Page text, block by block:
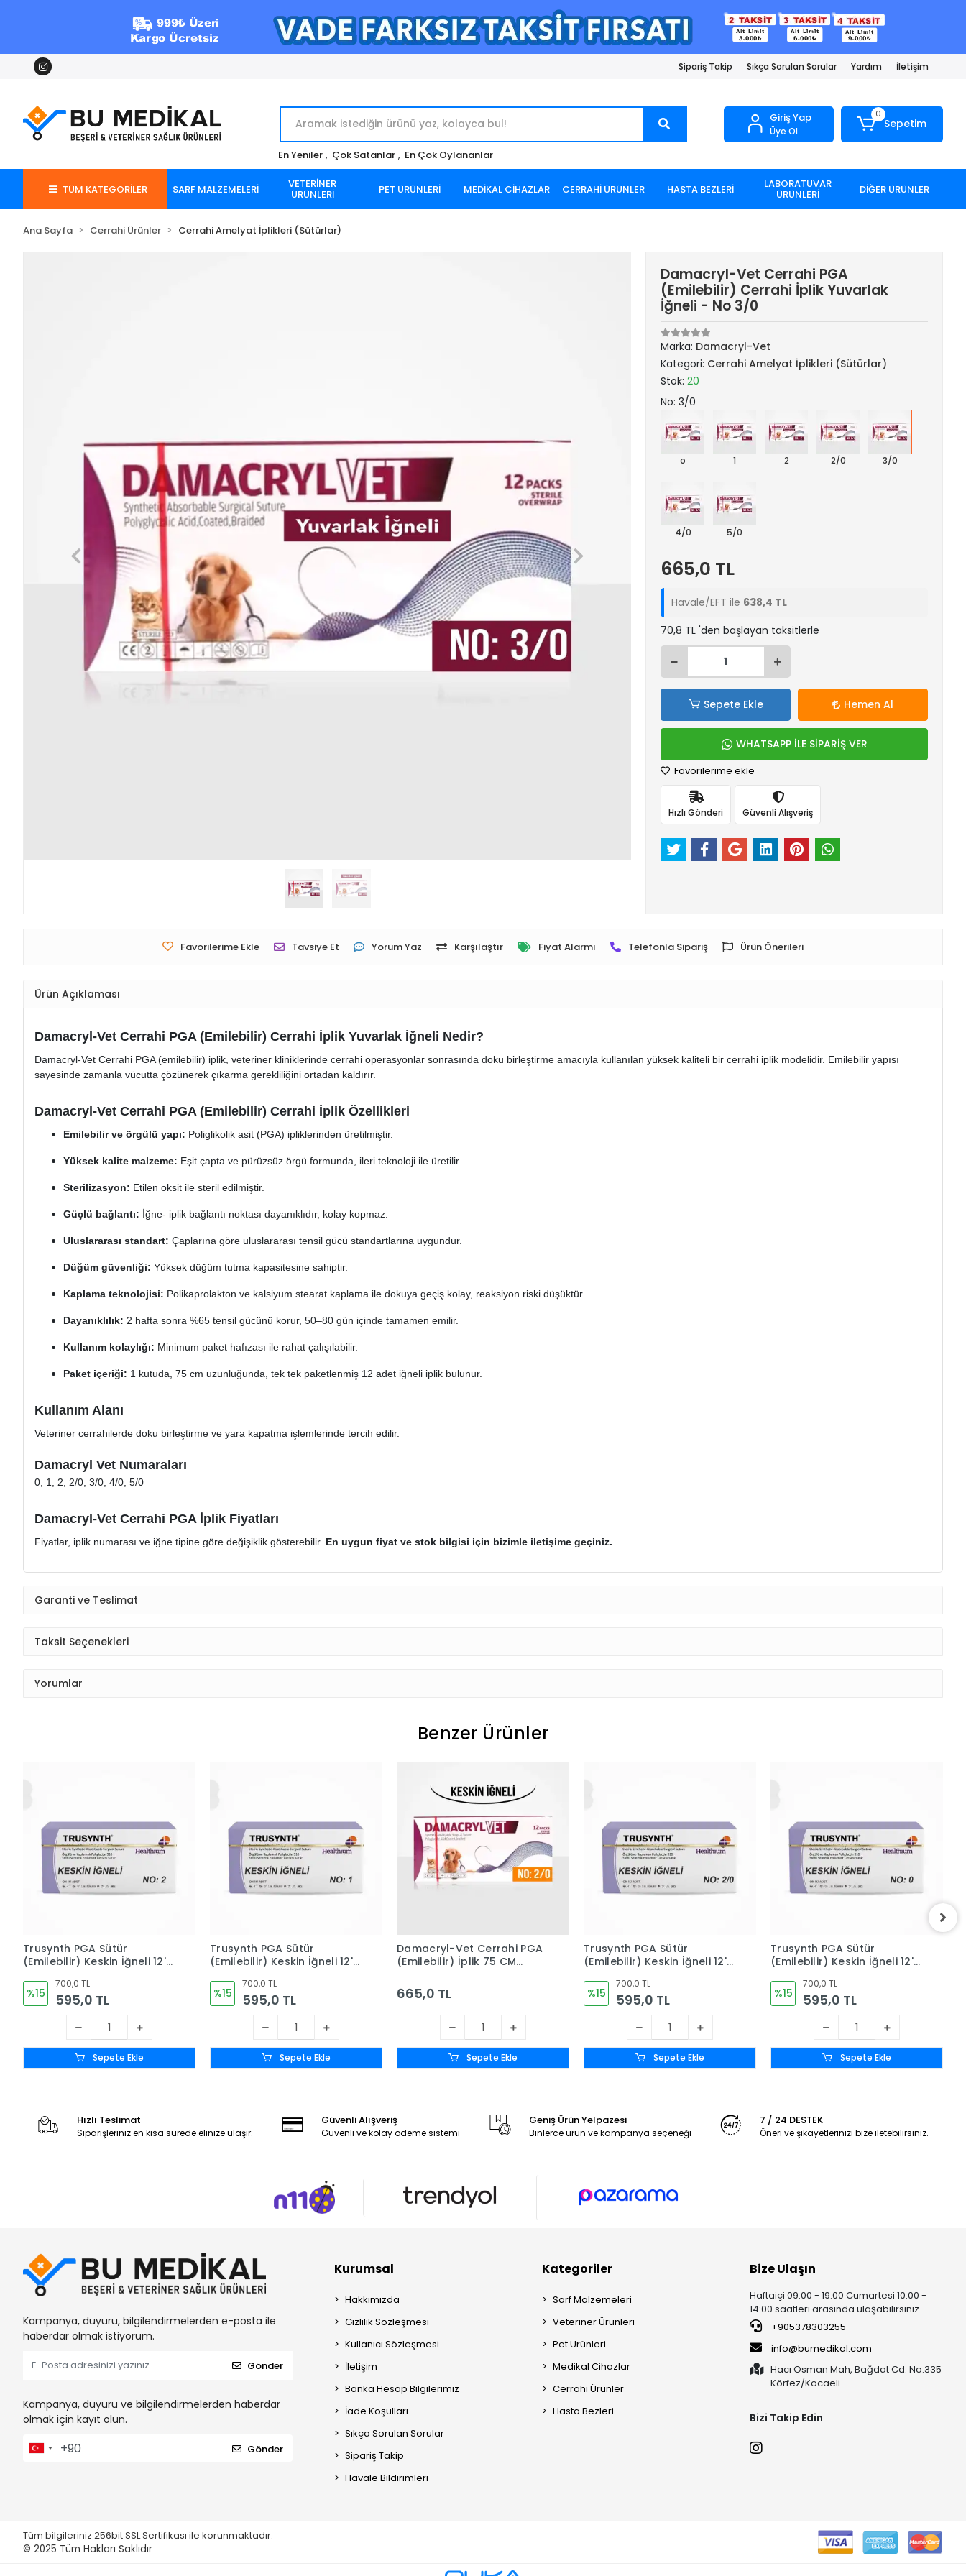
Sipariş Takip Sıkça Sorulan Sorular Yardım İletişim
En Yeniler , Çok Satanlar , En Çok Oylananlar
Giriş Yap
Üye Ol
0
Sepetim
TÜM KATEGORİLER SARF MALZEMELERİ VETERİNER
ÜRÜNLERİ PET ÜRÜNLERİ MEDİKAL CİHAZLAR CERRAHİ ÜRÜNLER HASTA BEZLERİ LABORATUVAR
ÜRÜNLERİ DİĞER ÜRÜNLER
Ana Sayfa Cerrahi Ürünler Cerrahi Amelyat İplikleri (Sütürlar)
Damacryl-Vet Cerrahi PGA
(Emilebilir) Cerrahi İplik Yuvarlak
İğneli - No 3/0
Marka: Damacryl-Vet
Kategori: Cerrahi Amelyat İplikleri (Sütürlar)
Stok:20
No: 3/0
o 1 2 2/0 3/0
4/0 5/0
665,0 TL
Havale/EFT ile 638,4 TL
70,8 TL 'den başlayan taksitlerle
Sepete Ekle Hemen Al
WHATSAPP İLE SİPARİŞ VER
Favorilerime ekle
Hızlı Gönderi Güvenli Alışveriş
Favorilerime Ekle Tavsiye Et Yorum Yaz Karşılaştır Fiyat Alarmı Telefonla Sipariş Ürün Önerileri
Ürün Açıklaması
Damacryl-Vet Cerrahi PGA (Emilebilir) Cerrahi İplik Yuvarlak İğneli Nedir?
Damacryl-Vet Cerrahi PGA (emilebilir) iplik, veteriner kliniklerinde cerrahi operasyonlar sonrasında doku birleştirme amacıyla kullanılan yüksek kaliteli bir cerrahi iplik modelidir. Emilebilir yapısı
sayesinde zamanla vücutta çözünerek çıkarma gerekliliğini ortadan kaldırır.
Damacryl-Vet Cerrahi PGA (Emilebilir) Cerrahi İplik Özellikleri
Emilebilir ve örgülü yapı: Poliglikolik asit (PGA) ipliklerinden üretilmiştir.
Yüksek kalite malzeme: Eşit çapta ve pürüzsüz örgü formunda, ileri teknoloji ile üretilir.
Sterilizasyon: Etilen oksit ile steril edilmiştir.
Güçlü bağlantı: İğne- iplik bağlantı noktası dayanıklıdır, kolay kopmaz.
Uluslararası standart: Çaplarına göre uluslararası tensil gücü standartlarına uygundur.
Düğüm güvenliği: Yüksek düğüm tutma kapasitesine sahiptir.
Kaplama teknolojisi: Polikaprolakton ve kalsiyum stearat kaplama ile dokuya geçiş kolay, reaksiyon riski düşüktür.
Dayanıklılık: 2 hafta sonra %65 tensil gücünü korur, 50–80 gün içinde tamamen emilir.
Kullanım kolaylığı: Minimum paket hafızası ile rahat çalışılabilir.
Paket içeriği: 1 kutuda, 75 cm uzunluğunda, tek tek paketlenmiş 12 adet iğneli iplik bulunur.
Kullanım Alanı
Veteriner cerrahilerde doku birleştirme ve yara kapatma işlemlerinde tercih edilir.
Damacryl Vet Numaraları
0, 1, 2, 2/0, 3/0, 4/0, 5/0
Damacryl-Vet Cerrahi PGA İplik Fiyatları
Fiyatlar, iplik numarası ve iğne tipine göre değişiklik gösterebilir. En uygun fiyat ve stok bilgisi için bizimle iletişime geçiniz.
Garanti ve Teslimat
Taksit Seçenekleri
Yorumlar
Benzer Ürünler
Trusynth PGA Sütür
(Emilebilir) Keskin İğneli 12'li
%15
700,0 TL
595,0 TL
Sepete Ekle
Trusynth PGA Sütür
(Emilebilir) Keskin İğneli 12'li
%15
700,0 TL
595,0 TL
Sepete Ekle
Damacryl-Vet Cerrahi PGA
(Emilebilir) İplik 75 CM
Keskin İğneli
665,0 TL
Sepete Ekle
Trusynth PGA Sütür
(Emilebilir) Keskin İğneli 12'li
%15
700,0 TL
595,0 TL
Sepete Ekle
Trusynth PGA Sütür
(Emilebilir) Keskin İğneli 12'li
%15
700,0 TL
595,0 TL
Sepete Ekle
Hızlı Teslimat
Siparişleriniz en kısa sürede elinize ulaşır.
Güvenli Alışveriş
Güvenli ve kolay ödeme sistemi
Geniş Ürün Yelpazesi
Binlerce ürün ve kampanya seçeneği
7 / 24 DESTEK
Öneri ve şikayetlerinizi bize iletebilirsiniz.
Kampanya, duyuru, bilgilendirmelerden e-posta ile
haberdar olmak istiyorum.
Gönder
Kampanya, duyuru ve bilgilendirmelerden haberdar
olmak için kayıt olun.
Gönder
Kurumsal
Hakkımızda
Gizlilik Sözleşmesi
Kullanıcı Sözleşmesi
İletişim
Banka Hesap Bilgilerimiz
İade Koşulları
Sıkça Sorulan Sorular
Sipariş Takip
Havale Bildirimleri
Kategoriler
Sarf Malzemeleri
Veteriner Ürünleri
Pet Ürünleri
Medikal Cihazlar
Cerrahi Ürünler
Hasta Bezleri
Bize Ulaşın
Haftaiçi 09:00 - 19:00 Cumartesi 10:00 -
14:00 saatleri arasında ulaşabilirsiniz.
+905378303255
info@bumedikal.com
Hacı Osman Mah, Bağdat Cd. No:335
Körfez/Kocaeli
Bizi Takip Edin
Tüm bilgileriniz 256bit SSL Sertifikası ile korunmaktadır.
© 2025 Tüm Hakları Saklıdır